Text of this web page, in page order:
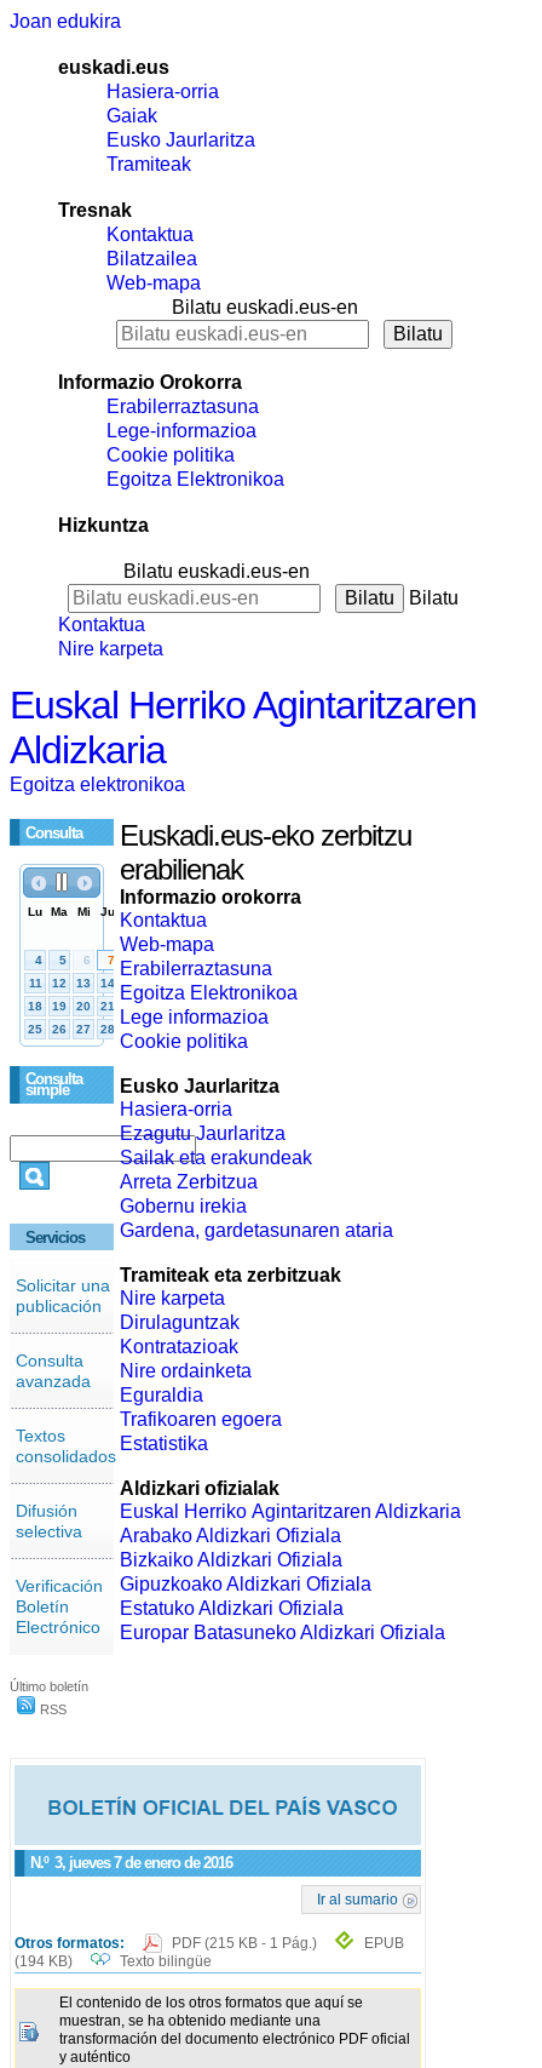
Joan edukira
euskadi.eus
Hasiera-orria
Gaiak
Eusko Jaurlaritza
Tramiteak
Tresnak
Kontaktua
Bilatzailea
Web-mapa
Bilatu euskadi.eus-en
Informazio Orokorra
Erabilerraztasuna
Lege-informazioa
Cookie politika
Egoitza Elektronikoa
Hizkuntza
Bilatu euskadi.eus-en
Bilatu
Kontaktua
Nire karpeta
Euskal Herriko Agintaritzaren
Aldizkaria
Egoitza elektronikoa
Consulta
Consulta
simple
Servicios
Solicitar una
publicación
Consulta
avanzada
Textos
consolidados
Difusión
selectiva
Verificación
Boletín
Electrónico
Último boletín
RSS
N.º 3, jueves 7 de enero de 2016
Ir al sumario
Otros formatos: PDF (215 KB - 1 Pág.)
EPUB
(194 KB)
Texto bilingüe
El contenido de los otros formatos que aquí se
muestran, se ha obtenido mediante una
transformación del documento electrónico PDF oficial
y auténtico
Euskadi.eus-eko zerbitzu
erabilienak
Informazio orokorra
Kontaktua
Web-mapa
Erabilerraztasuna
Egoitza Elektronikoa
Lege informazioa
Cookie politika
Eusko Jaurlaritza
Hasiera-orria
Ezagutu Jaurlaritza
Sailak eta erakundeak
Arreta Zerbitzua
Gobernu irekia
Gardena, gardetasunaren ataria
Tramiteak eta zerbitzuak
Nire karpeta
Dirulaguntzak
Kontratazioak
Nire ordainketa
Eguraldia
Trafikoaren egoera
Estatistika
Aldizkari ofizialak
Euskal Herriko Agintaritzaren Aldizkaria
Arabako Aldizkari Ofiziala
Bizkaiko Aldizkari Ofiziala
Gipuzkoako Aldizkari Ofiziala
Estatuko Aldizkari Ofiziala
Europar Batasuneko Aldizkari Ofiziala